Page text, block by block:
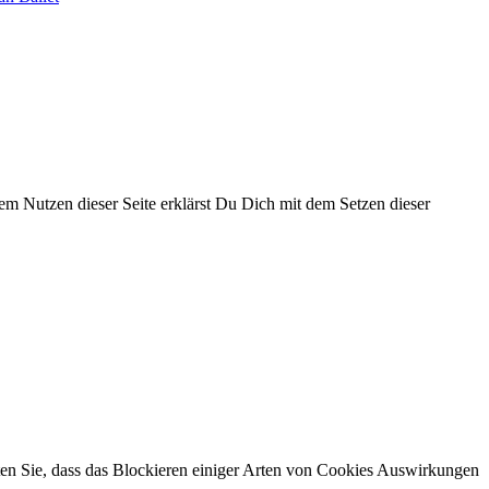
Nutzen dieser Seite erklärst Du Dich mit dem Setzen dieser
Sie, dass das Blockieren einiger Arten von Cookies Auswirkungen